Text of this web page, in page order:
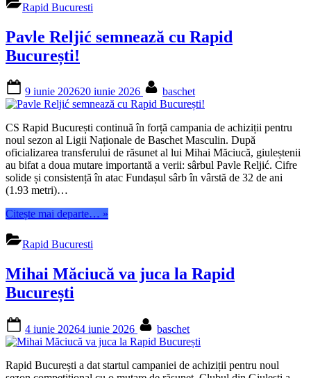
rămâne
și
pentru
următor!”
Rapid Bucuresti
Pavle Reljić semnează cu Rapid
București!
on
9 iunie 202620 iunie 2026 baschet
CS Rapid București continuă în forță campania de achiziții pentru
noul sezon al Ligii Naționale de Baschet Masculin. După
oficializarea transferului de răsunet al lui Mihai Măciucă, giuleștenii
au bifat a doua mutare importantă a verii: sârbul Pavle Reljić. Cifre
solide și consistență în atac Fundașul sârb în vârstă de 32 de ani
(1.93 metri)…
Citește mai departe… “Pavle
București!”
»
Rapid Bucuresti
Mihai Măciucă va juca la Rapid
București
on
4 iunie 20264 iunie 2026 baschet
Rapid București a dat startul campaniei de achiziții pentru noul